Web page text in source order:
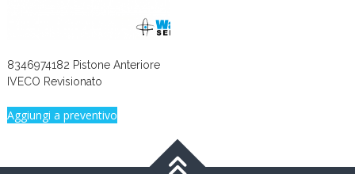
8346974182 Pistone Anteriore
IVECO Revisionato
Aggiungi a preventivo